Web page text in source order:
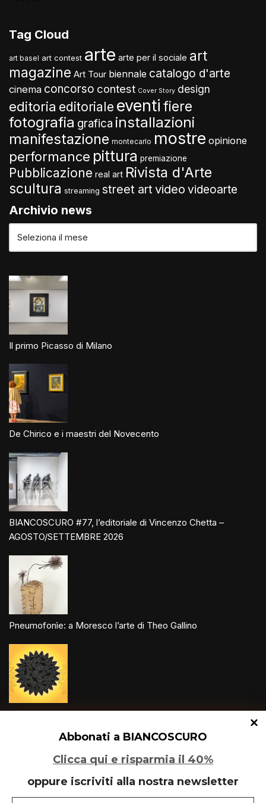
Abbonati a BIANCOSCURO
Clicca qui e risparmia il 40%
oppure iscriviti alla nostra newsletter
Tag Cloud
art basel art contest arte arte per il sociale art
magazine Art Tour biennale catalogo d'arte
cinema concorso contest Cover Story design
editoria editoriale eventi fiere
fotografia grafica installazioni
manifestazione montecarlo mostre opinione
performance pittura premiazione
Pubblicazione real art Rivista d'Arte
scultura streaming street art video videoarte
Archivio news
Il primo Picasso di Milano
De Chirico e i maestri del Novecento
BIANCOSCURO #77, l’editoriale di Vincenzo Chetta –
AGOSTO/SETTEMBRE 2026
Pneumofonìe: a Moresco l’arte di Theo Gallino
Un glitch quantico tra Varese e Maleo